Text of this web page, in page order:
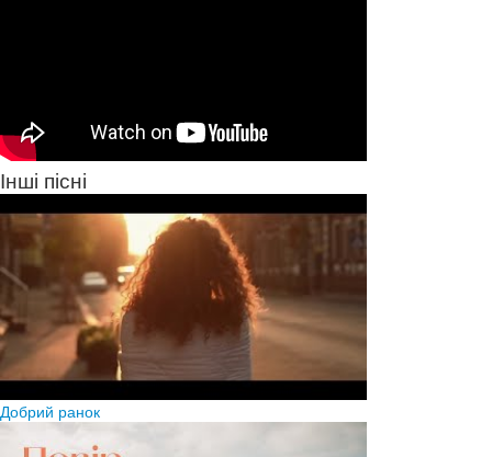
Інші пісні
Добрий ранок